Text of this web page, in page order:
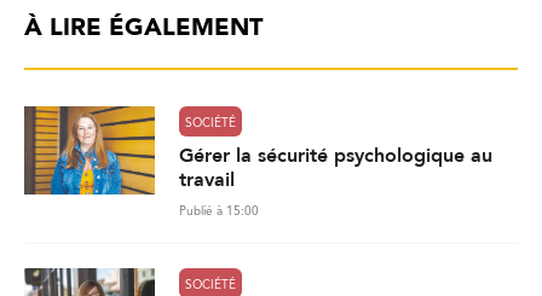
À LIRE ÉGALEMENT
SOCIÉTÉ
Gérer la sécurité psychologique au
travail
Publié à 15:00
SOCIÉTÉ